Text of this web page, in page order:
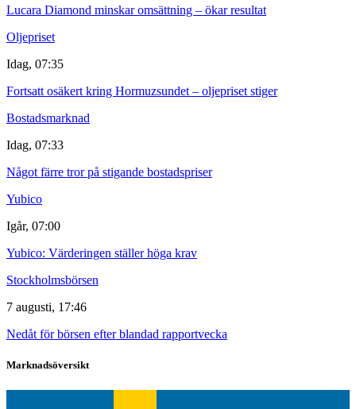
Lucara Diamond minskar omsättning – ökar resultat
Oljepriset
Idag, 07:35
Fortsatt osäkert kring Hormuzsundet – oljepriset stiger
Bostadsmarknad
Idag, 07:33
Något färre tror på stigande bostadspriser
Yubico
Igår, 07:00
Yubico: Värderingen ställer höga krav
Stockholmsbörsen
7 augusti, 17:46
Nedåt för börsen efter blandad rapportvecka
Marknadsöversikt